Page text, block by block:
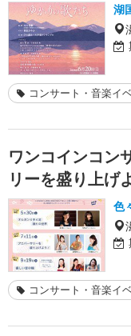
湖
コンサート・音楽イ
ワンコインコン
リーを盛り上げ
色
コンサート・音楽イ